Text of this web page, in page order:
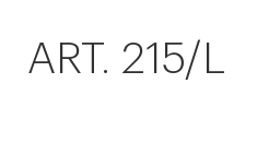
ART. 215/L